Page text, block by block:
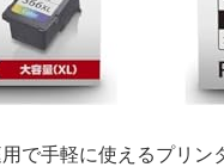
で手軽に使えるプリン